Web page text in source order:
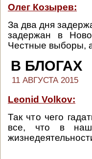
Олег Козырев:
За два дня
задержан в
Честные выборы,
В БЛОГАХ
11 АВГУСТА 2015
Leonid Volkov:
Так что чего
все, что в